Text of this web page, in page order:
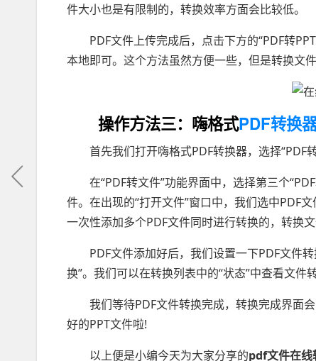
件大小也是有限制的，转换效率方面会比较低。
PDF文件上传完成后，点击下方的“PDF转
本地即可。这个方法虽然方便一些，但是转换文
操作方法三：嗨格式PDF转换
首先我们打开嗨格式PDF转换器，选择“PDF转
在“PDF转文件”功能界面中，选择第三个
件。在出现的“打开文件”窗口中，我们选中PDF
一次性添加多个PDF文件同时进行转换的，转换文
PDF文件添加好后，我们设置一下PDF文件转
换”。我们可以在转换列表中的“状态”中查看文件
我们等待PDF文件转换完成，转换完成界面会
好的PPT文件啦!
以上便是小编今天为大家分享的pdf文件在